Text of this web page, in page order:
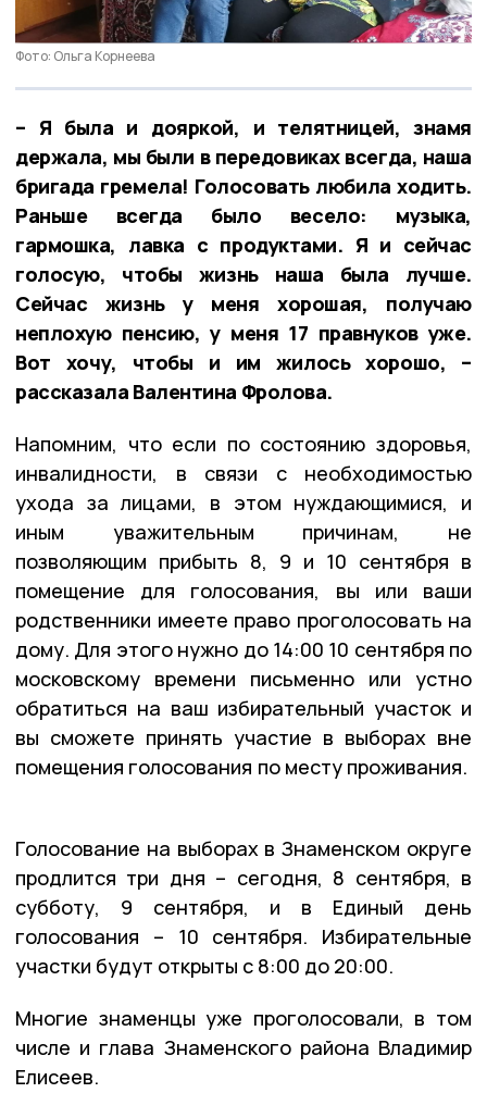
Фото: Ольга Корнеева
– Я была и дояркой, и телятницей, знамя
держала, мы были в передовиках всегда, наша
бригада гремела! Голосовать любила ходить.
Раньше всегда было весело: музыка,
гармошка, лавка с продуктами. Я и сейчас
голосую, чтобы жизнь наша была лучше.
Сейчас жизнь у меня хорошая, получаю
неплохую пенсию, у меня 17 правнуков уже.
Вот хочу, чтобы и им жилось хорошо, –
рассказала Валентина Фролова.
Напомним, что если по состоянию здоровья,
инвалидности, в связи с необходимостью
ухода за лицами, в этом нуждающимися, и
иным уважительным причинам, не
позволяющим прибыть 8, 9 и 10 сентября в
помещение для голосования, вы или ваши
родственники имеете право проголосовать на
дому. Для этого нужно до 14:00 10 сентября по
московскому времени письменно или устно
обратиться на ваш избирательный участок и
вы сможете принять участие в выборах вне
помещения голосования по месту проживания.
Голосование на выборах в Знаменском округе
продлится три дня – сегодня, 8 сентября, в
субботу, 9 сентября, и в Единый день
голосования – 10 сентября. Избирательные
участки будут открыты с 8:00 до 20:00.
Многие знаменцы уже проголосовали, в том
числе и глава Знаменского района Владимир
Елисеев.